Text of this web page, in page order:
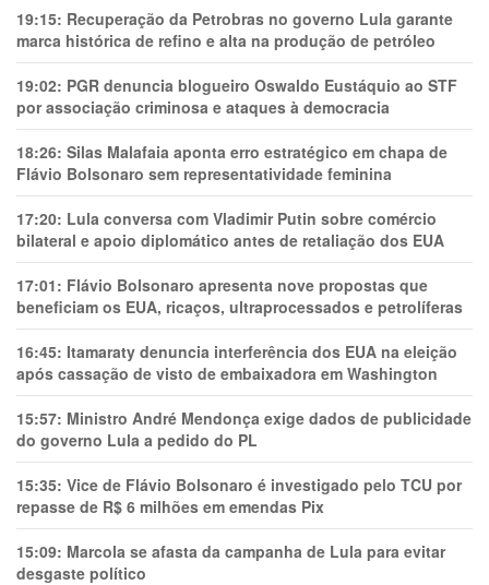
19:15: Recuperação da Petrobras no governo Lula garante
marca histórica de refino e alta na produção de petróleo
19:02: PGR denuncia blogueiro Oswaldo Eustáquio ao STF
por associação criminosa e ataques à democracia
18:26: Silas Malafaia aponta erro estratégico em chapa de
Flávio Bolsonaro sem representatividade feminina
17:20: Lula conversa com Vladimir Putin sobre comércio
bilateral e apoio diplomático antes de retaliação dos EUA
17:01: Flávio Bolsonaro apresenta nove propostas que
beneficiam os EUA, ricaços, ultraprocessados e petrolíferas
16:45: Itamaraty denuncia interferência dos EUA na eleição
após cassação de visto de embaixadora em Washington
15:57: Ministro André Mendonça exige dados de publicidade
do governo Lula a pedido do PL
15:35: Vice de Flávio Bolsonaro é investigado pelo TCU por
repasse de R$ 6 milhões em emendas Pix
15:09: Marcola se afasta da campanha de Lula para evitar
desgaste político